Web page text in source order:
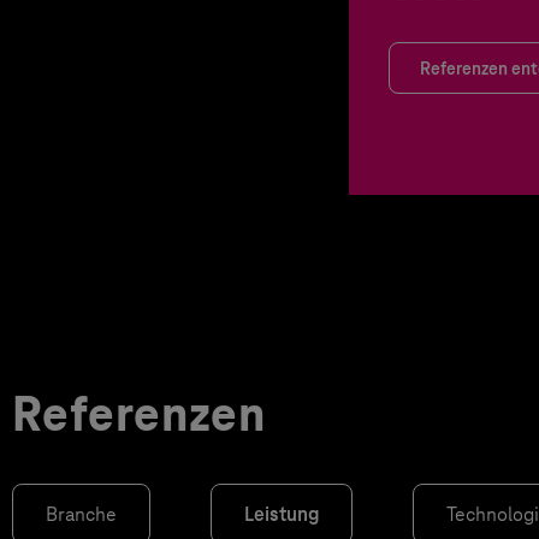
Referenzen
Referenzen
Branche Leistung